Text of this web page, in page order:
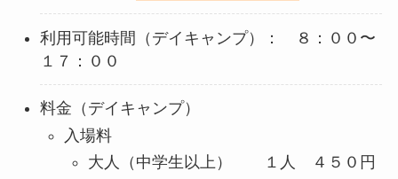
利用可能時間（デイキャンプ）： ８：００〜
１７：００
料金（デイキャンプ）
入場料
大人（中学生以上） １人 ４５０円